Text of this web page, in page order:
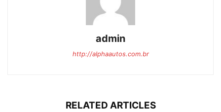
admin
http://alphaautos.com.br
RELATED ARTICLES